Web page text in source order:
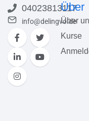
04023813117
info@delingvo.de
Über
Über
Kurse